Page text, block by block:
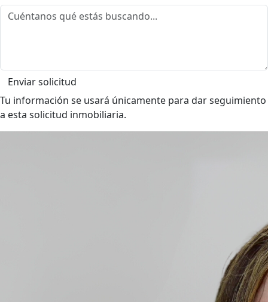
Enviar solicitud
Tu información se usará únicamente para dar seguimiento
a esta solicitud inmobiliaria.